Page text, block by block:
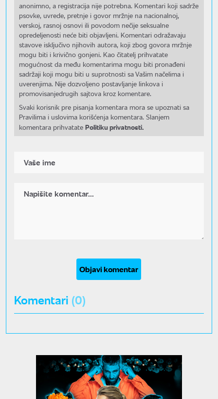
anonimno, a registracija nije potrebna. Komentari koji sadrže
psovke, uvrede, pretnje i govor mržnje na nacionalnoj,
verskoj, rasnoj osnovi ili povodom nečije seksualne
opredeljenosti neće biti objavljeni. Komentari odražavaju
stavove isključivo njihovih autora, koji zbog govora mržnje
mogu biti i krivično gonjeni. Kao čitatelj prihvatate
mogućnost da među komentarima mogu biti pronađeni
sadržaji koji mogu biti u suprotnosti sa Vašim načelima i
uverenjima. Nije dozvoljeno postavljanje linkova i
promovisanjedrugih sajtova kroz komentare.
Svaki korisnik pre pisanja komentara mora se upoznati sa
Pravilima i uslovima korišćenja komentara. Slanjem
komentara prihvatate Politiku privatnosti.
Objavi komentar
Komentari (0)